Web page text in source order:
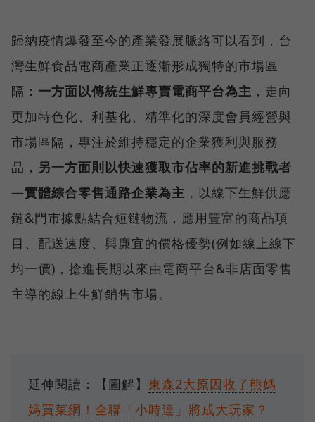
歸納疫情爆發至今的產業發展脈絡可以看到，台
灣生鮮食品電商產業正逐漸形成獨特的市場區
隔： 一方面以傳統生鮮專賣電商平台為主 ，走向
更加特色化、利基化、精準化的深度會員經營與
市場區隔，專注於維持穩定的企業獲利與服務
品， 另一方面則以快速獲取市佔率的新進挑戰者
—實體綜合零售通路企業為主 ，以線下生鮮供應
鏈&門市據點結合短鏈物流，應用豐富的商品項
目、配送速度、與廉宜的價格優勢(例如線上線下
均一價)，搶進長期以來由電商平台&非店面零售
主導的線上生鮮銷售市場。
延伸閱讀：【圖解】 東森2大原因收了熊媽
媽買菜網！全聯「小時達」將成大玩家？